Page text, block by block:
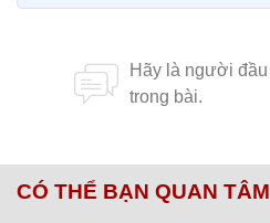
CÓ THỂ BẠN QUAN TÂM